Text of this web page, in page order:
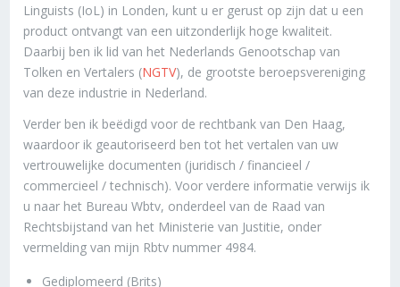
Linguists (IoL) in Londen, kunt u er gerust op zijn dat u een
product ontvangt van een uitzonderlijk hoge kwaliteit.
Daarbij ben ik lid van het Nederlands Genootschap van
Tolken en Vertalers (NGTV), de grootste beroepsvereniging
van deze industrie in Nederland.
Verder ben ik beëdigd voor de rechtbank van Den Haag,
waardoor ik geautoriseerd ben tot het vertalen van uw
vertrouwelijke documenten (juridisch / financieel /
commercieel / technisch). Voor verdere informatie verwijs ik
u naar het Bureau Wbtv, onderdeel van de Raad van
Rechtsbijstand van het Ministerie van Justitie, onder
vermelding van mijn Rbtv nummer 4984.
Gediplomeerd (Brits)